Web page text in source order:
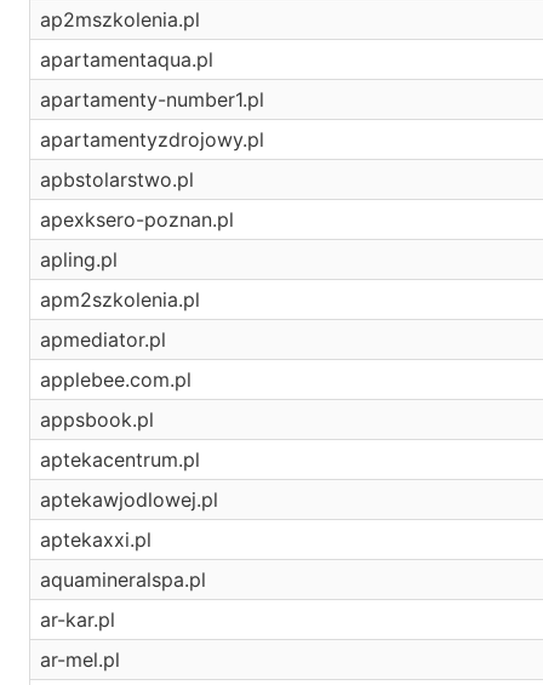
ap2mszkolenia.pl
apartamentaqua.pl
apartamenty-number1.pl
apartamentyzdrojowy.pl
apbstolarstwo.pl
apexksero-poznan.pl
apling.pl
apm2szkolenia.pl
apmediator.pl
applebee.com.pl
appsbook.pl
aptekacentrum.pl
aptekawjodlowej.pl
aptekaxxi.pl
aquamineralspa.pl
ar-kar.pl
ar-mel.pl